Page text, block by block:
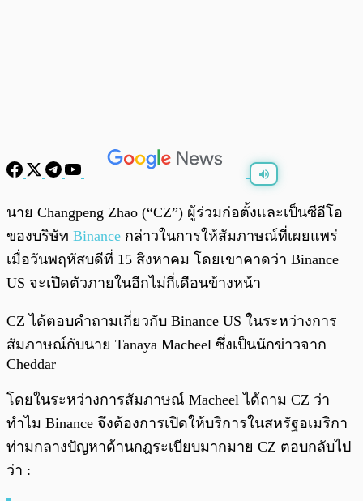
0:00/ 0:00
นาย Changpeng Zhao (“CZ”) ผู้ร่วมก่อตั้งและเป็นซีอีโอ
ของบริษัท Binance กล่าวในการให้สัมภาษณ์ที่เผยแพร่
เมื่อวันพฤหัสบดีที่ 15 สิงหาคม โดยเขาคาดว่า Binance
US จะเปิดตัวภายในอีกไม่กี่เดือนข้างหน้า
CZ ได้ตอบคำถามเกี่ยวกับ Binance US ในระหว่างการ
สัมภาษณ์กับนาย Tanaya Macheel ซึ่งเป็นนักข่าวจาก
Cheddar
โดยในระหว่างการสัมภาษณ์ Macheel ได้ถาม CZ ว่า
ทำไม Binance จึงต้องการเปิดให้บริการในสหรัฐอเมริกา
ท่ามกลางปัญหาด้านกฎระเบียบมากมาย CZ ตอบกลับไป
ว่า :